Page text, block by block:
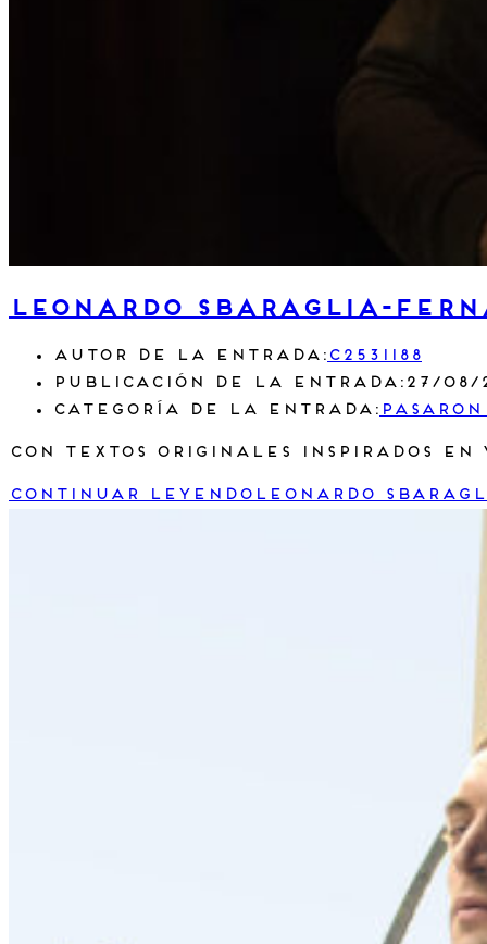
Leonardo Sbaraglia-
Autor de la entrada: c2531188
Publicación de la entrada: 27/08/
Categoría de la entrada:
Con textos originales inspirados
Continuar leyendo Leonardo